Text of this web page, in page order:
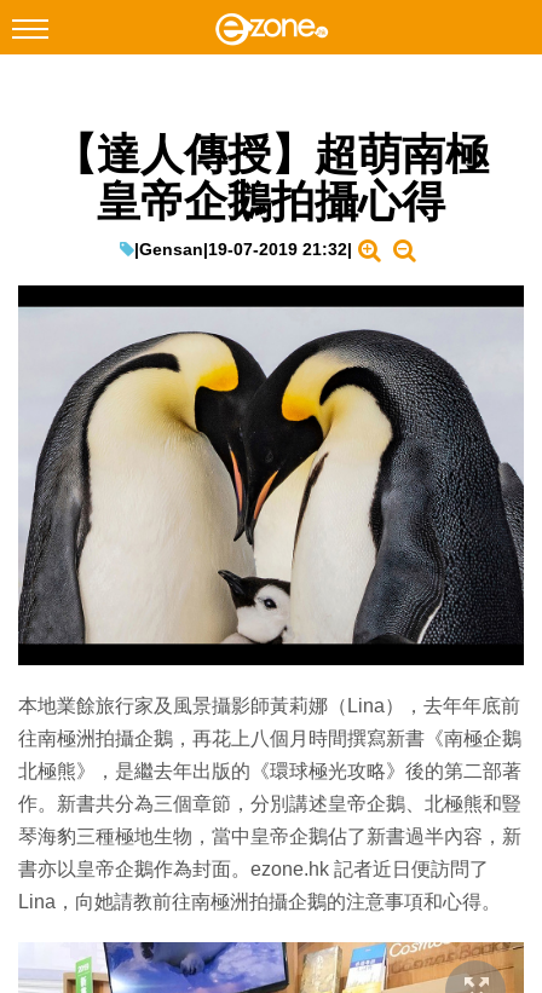
Facebook Instagram
遊戲動漫
EduTech
IT Times
生成式AI與雲端應用
Enterprise Digital Transformation
特集
【達人傳授】超萌南極
皇帝企鵝拍攝心得
|Gensan|19-07-2019 21:32|
本地業餘旅行家及風景攝影師黃莉娜（Lina），去年年底前
往南極洲拍攝企鵝，再花上八個月時間撰寫新書《南極企鵝
北極熊》，是繼去年出版的《環球極光攻略》後的第二部著
作。新書共分為三個章節，分別講述皇帝企鵝、北極熊和豎
琴海豹三種極地生物，當中皇帝企鵝佔了新書過半內容，新
書亦以皇帝企鵝作為封面。ezone.hk 記者近日便訪問了
Lina，向她請教前往南極洲拍攝企鵝的注意事項和心得。